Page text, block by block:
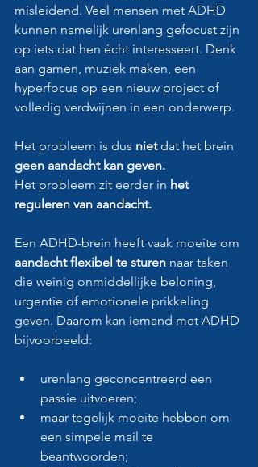
misleidend. Veel mensen met ADHD
kunnen namelijk urenlang gefocust zijn
op iets dat hen écht interesseert. Denk
aan gamen, muziek maken, een
hyperfocus op een nieuw project of
volledig verdwijnen in een onderwerp.
Het probleem is dus niet dat het brein
geen aandacht kan geven.
Het probleem zit eerder in het
reguleren van aandacht.
Een ADHD-brein heeft vaak moeite om
aandacht flexibel te sturen naar taken
die weinig onmiddellijke beloning,
urgentie of emotionele prikkeling
geven. Daarom kan iemand met ADHD
bijvoorbeeld:
urenlang geconcentreerd een
passie uitvoeren;
maar tegelijk moeite hebben om
een simpele mail te
beantwoorden;